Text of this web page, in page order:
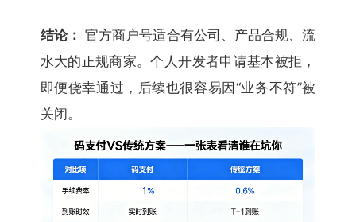
结论： 官方商户号适合有公司、产品合规、流
水大的正规商家。个人开发者申请基本被拒，
即便侥幸通过，后续也很容易因“业务不符”被
关闭。